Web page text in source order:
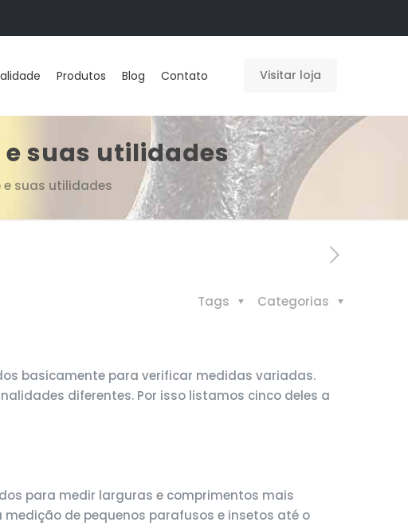
Produtos Blog Contato Visitar loja
suas utilidades
suas utilidades
Categorias
Tags
basicamente para verificar medidas variadas.
diferentes. Por isso listamos cinco deles a
para medir larguras e comprimentos mais
de pequenos parafusos e insetos até o